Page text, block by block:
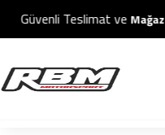
Güvenli Teslimat veMağaza